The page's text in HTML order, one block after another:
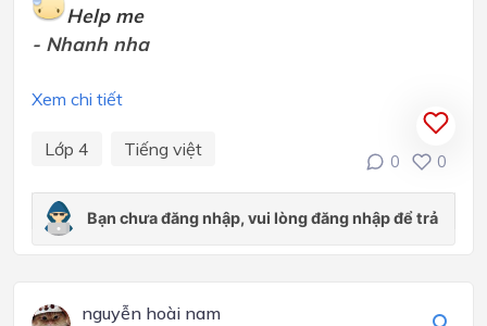
Help me
- Nhanh nha
Xem chi tiết
Lớp 4 Tiếng việt
0 0
nguyễn hoài nam